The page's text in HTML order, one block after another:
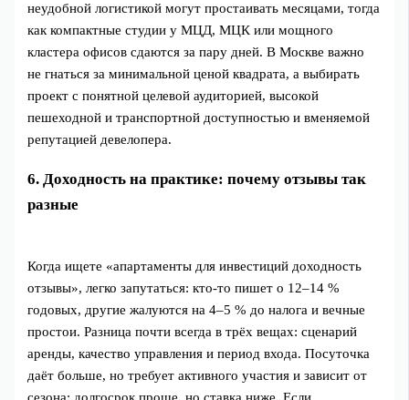
неудобной логистикой могут простаивать месяцами, тогда
как компактные студии у МЦД, МЦК или мощного
кластера офисов сдаются за пару дней. В Москве важно
не гнаться за минимальной ценой квадрата, а выбирать
проект с понятной целевой аудиторией, высокой
пешеходной и транспортной доступностью и вменяемой
репутацией девелопера.
6. Доходность на практике: почему отзывы так
разные
Когда ищете «апартаменты для инвестиций доходность
отзывы», легко запутаться: кто‑то пишет о 12–14 %
годовых, другие жалуются на 4–5 % до налога и вечные
простои. Разница почти всегда в трёх вещах: сценарий
аренды, качество управления и период входа. Посуточка
даёт больше, но требует активного участия и зависит от
сезона; долгосрок проще, но ставка ниже. Если